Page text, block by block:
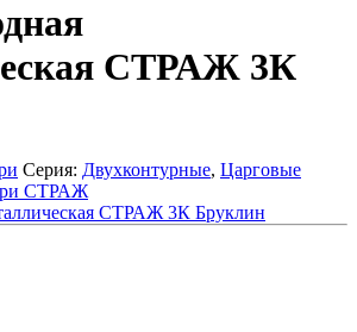
СТРАЖ 3К
Серия: Двухконтурные, Царговые
СТРАЖ